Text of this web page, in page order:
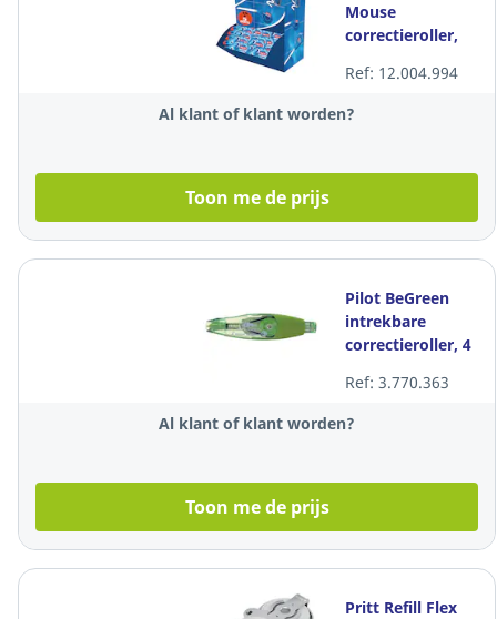
Mouse
correctieroller,
value pack 15 + 5
gratis
Ref: 12.004.994
Al klant of klant worden?
Toon me de prijs
Pilot BeGreen
intrekbare
correctieroller, 4
stuk
Ref: 3.770.363
Al klant of klant worden?
Toon me de prijs
Pritt Refill Flex